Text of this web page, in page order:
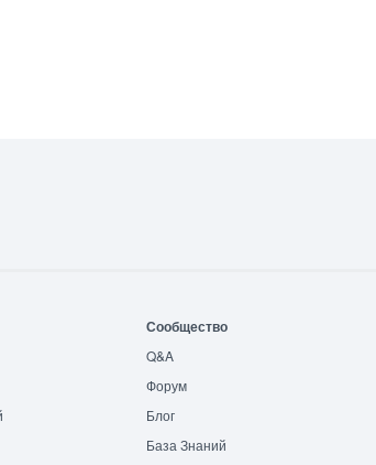
Сообщество
Q&A
Форум
Блог
База Знаний